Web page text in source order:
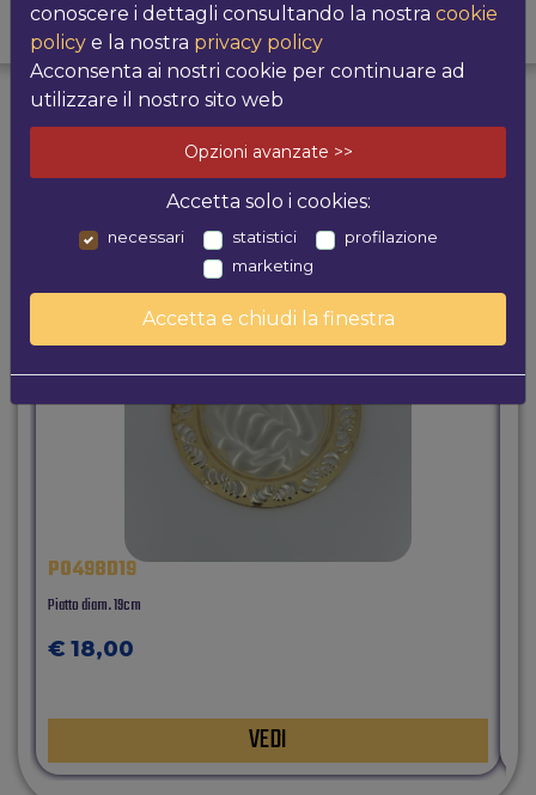
PRODOTTI
CORRELATI
POTREBBE
INTERESSARTI
I più venduti
P0498D19
Piatto diam. 19cm
€ 18,00
VEDI
conoscere i dettagli consultando la nostra cookie
policy e la nostra privacy policy
Acconsenta ai nostri cookie per continuare ad
utilizzare il nostro sito web
Opzioni avanzate >>
Accetta solo i cookies:
necessari statistici
profilazione
marketing
Accetta e chiudi la finestra